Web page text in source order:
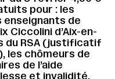
pour : les
enseignants de
Ciccolini d’Aix-en-
du RSA (justificatif
les chômeurs de
de l’aide
et invalidité,